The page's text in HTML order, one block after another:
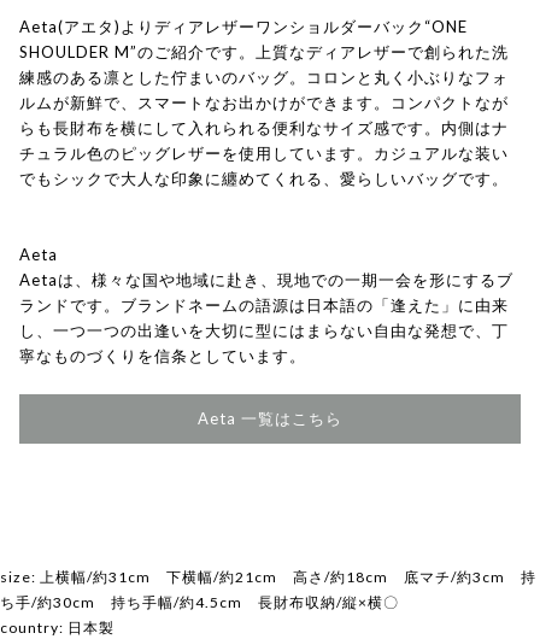
Aeta(アエタ)よりディアレザーワンショルダーバック“ONE
SHOULDER M”のご紹介です。上質なディアレザーで創られた洗
練感のある凛とした佇まいのバッグ。コロンと丸く小ぶりなフォ
ルムが新鮮で、スマートなお出かけができます。コンパクトなが
らも長財布を横にして入れられる便利なサイズ感です。内側はナ
チュラル色のピッグレザーを使用しています。カジュアルな装い
でもシックで大人な印象に纏めてくれる、愛らしいバッグです。
Aeta
Aetaは、様々な国や地域に赴き、現地での一期一会を形にするブ
ランドです。ブランドネームの語源は日本語の「逢えた」に由来
し、一つ一つの出逢いを大切に型にはまらない自由な発想で、丁
寧なものづくりを信条としています。
Aeta 一覧はこちら
size: 上横幅/約31cm 下横幅/約21cm 高さ/約18cm 底マチ/約3cm 持
ち手/約30cm 持ち手幅/約4.5cm 長財布収納/縦×横〇
country: 日本製